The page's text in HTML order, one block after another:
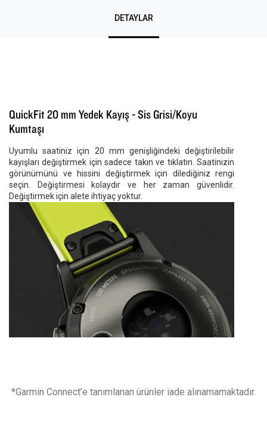
DETAYLAR
QuickFit 20 mm Yedek Kayış - Sis Grisi/Koyu
Kumtaşı
Uyumlu saatiniz için 20 mm genişliğindeki değiştirilebilir
kayışları değiştirmek için sadece takın ve tıklatın. Saatinizin
görünümünü ve hissini değiştirmek için dilediğiniz rengi
seçin. Değiştirmesi kolaydır ve her zaman güvenlidir.
Değiştirmek için alete ihtiyaç yoktur.
*Garmin Connect’e tanımlanan ürünler iade alınamamaktadır.